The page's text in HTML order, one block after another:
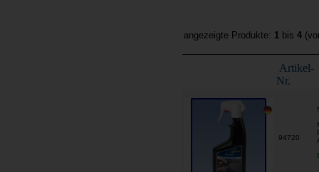
angezeigte Produkte: 1 bis 4
Artikel-
Nr.
94720